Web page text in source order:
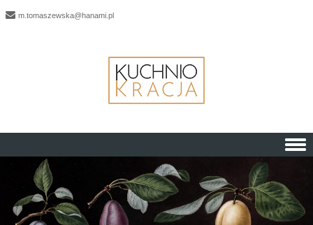
m.tomaszewska@hanami.pl
Skip to content